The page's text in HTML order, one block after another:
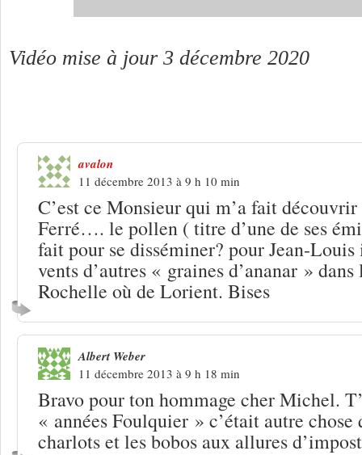
Vidéo mise à jour 3 décembre 2020
avalon
11 décembre 2013 à 9 h 10 min
C’est ce Monsieur qui m’a fait
Ferré…. le pollen ( titre d’une de ses
fait pour se disséminer? pour Jean-
vents d’autres « graines d’ananar »
Rochelle où de Lorient. Bises
Albert Weber
11 décembre 2013 à 9 h 18 min
Bravo pour ton hommage cher Michel.
« années Foulquier » c’était autre chose
charlots et les bobos aux allures